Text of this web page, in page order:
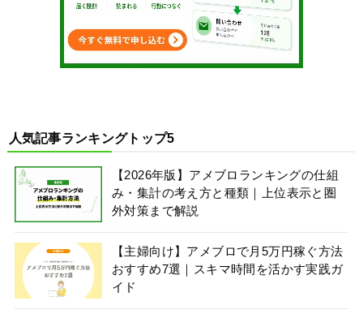
人気記事ランキングトップ5
【2026年版】アメブロランキングの仕組
み・集計の考え方と種類｜上位表示と圏
外対策まで解説
【主婦向け】アメブロで月5万円稼ぐ方法
おすすめ7選｜スキマ時間を活かす実践ガ
イド